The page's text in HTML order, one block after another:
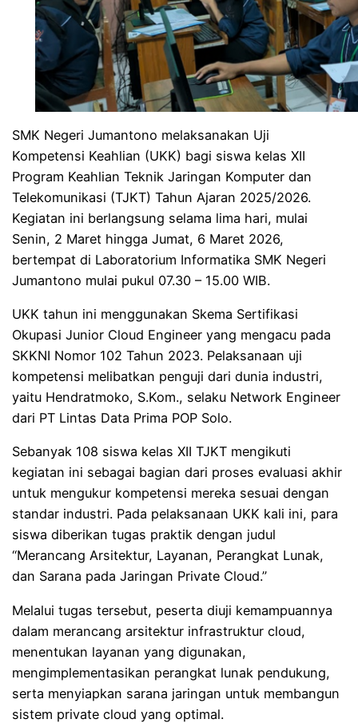
SMK Negeri Jumantono melaksanakan Uji
Kompetensi Keahlian (UKK) bagi siswa kelas XII
Program Keahlian Teknik Jaringan Komputer dan
Telekomunikasi (TJKT) Tahun Ajaran 2025/2026.
Kegiatan ini berlangsung selama lima hari, mulai
Senin, 2 Maret hingga Jumat, 6 Maret 2026,
bertempat di Laboratorium Informatika SMK Negeri
Jumantono mulai pukul 07.30 – 15.00 WIB.
UKK tahun ini menggunakan Skema Sertifikasi
Okupasi Junior Cloud Engineer yang mengacu pada
SKKNI Nomor 102 Tahun 2023. Pelaksanaan uji
kompetensi melibatkan penguji dari dunia industri,
yaitu Hendratmoko, S.Kom., selaku Network Engineer
dari PT Lintas Data Prima POP Solo.
Sebanyak 108 siswa kelas XII TJKT mengikuti
kegiatan ini sebagai bagian dari proses evaluasi akhir
untuk mengukur kompetensi mereka sesuai dengan
standar industri. Pada pelaksanaan UKK kali ini, para
siswa diberikan tugas praktik dengan judul
“Merancang Arsitektur, Layanan, Perangkat Lunak,
dan Sarana pada Jaringan Private Cloud.”
Melalui tugas tersebut, peserta diuji kemampuannya
dalam merancang arsitektur infrastruktur cloud,
menentukan layanan yang digunakan,
mengimplementasikan perangkat lunak pendukung,
serta menyiapkan sarana jaringan untuk membangun
sistem private cloud yang optimal.